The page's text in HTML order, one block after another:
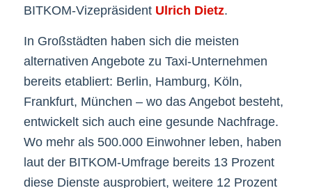
BITKOM-Vizepräsident Ulrich Dietz.
In Großstädten haben sich die meisten
alternativen Angebote zu Taxi-Unternehmen
bereits etabliert: Berlin, Hamburg, Köln,
Frankfurt, München – wo das Angebot besteht,
entwickelt sich auch eine gesunde Nachfrage.
Wo mehr als 500.000 Einwohner leben, haben
laut der BITKOM-Umfrage bereits 13 Prozent
diese Dienste ausprobiert, weitere 12 Prozent